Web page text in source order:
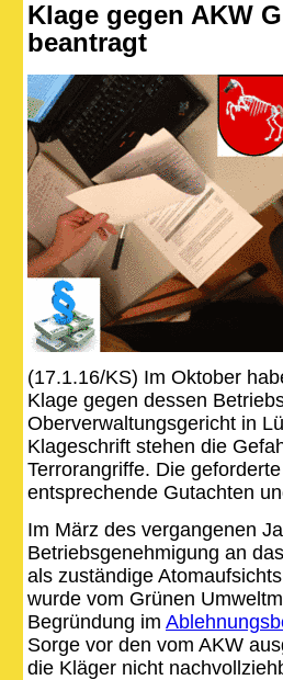
Klage gegen AKW
beantragt
(17.1.16/KS) Im Oktober
Klage gegen dessen
Oberverwaltungsgericht in
Klageschrift stehen die
Terrorangriffe. Die
entsprechende Gutachten
Im März des vergangenen
Betriebsgenehmigung an
als zuständige
wurde vom Grünen
Begründung im
Sorge vor den vom AKW
die Kläger nicht